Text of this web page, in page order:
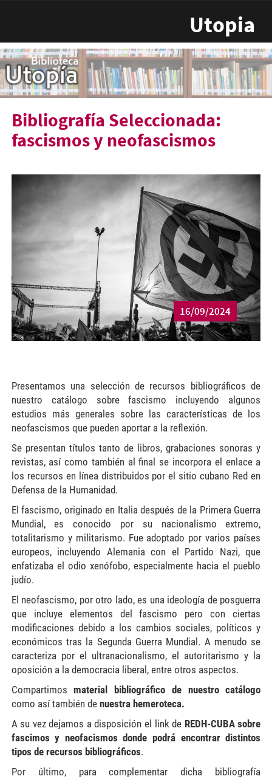
Utopia
Bibliografía Seleccionada:
fascismos y neofascismos
16/09/2024
Presentamos una selección de recursos bibliográficos de
nuestro catálogo sobre fascismo incluyendo algunos
estudios más generales sobre las características de los
neofascismos que pueden aportar a la reflexión.
Se presentan títulos tanto de libros, grabaciones sonoras y
revistas, así como también al final se incorpora el enlace a
los recursos en línea distribuidos por el sitio cubano Red en
Defensa de la Humanidad.
El fascismo, originado en Italia después de la Primera Guerra
Mundial, es conocido por su nacionalismo extremo,
totalitarismo y militarismo. Fue adoptado por varios países
europeos, incluyendo Alemania con el Partido Nazi, que
enfatizaba el odio xenófobo, especialmente hacia el pueblo
judío.
El neofascismo, por otro lado, es una ideología de posguerra
que incluye elementos del fascismo pero con ciertas
modificaciones debido a los cambios sociales, políticos y
económicos tras la Segunda Guerra Mundial. A menudo se
caracteriza por el ultranacionalismo, el autoritarismo y la
oposición a la democracia liberal, entre otros aspectos.
Compartimosmaterial bibliográfico de nuestro catálogo
como así también de nuestra hemeroteca.
A su vez dejamos a disposición el link de REDH-CUBA sobre
fascimos y neofacismos donde podrá encontrar distintos
tipos de recursos bibliográficos.
Por último, para complementar dicha bibliografía